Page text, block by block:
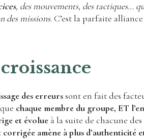
, des mouvements, des tactiques…
missions. C’est la parfaite
des erreurssont en fait des
chaque membre du groupe, ET
et évolue à la suite de chacune
amène à plus d’authenticité